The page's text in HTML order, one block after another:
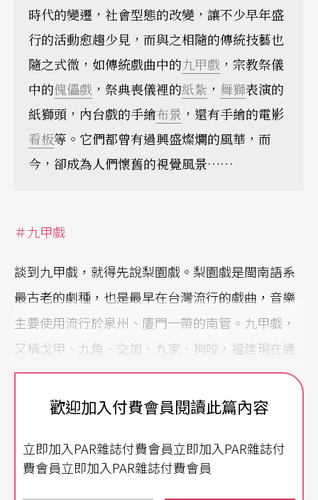
時代的變遷，社會型態的改變，讓不少早年盛
行的活動愈趨少見，而與之相隨的傳統技藝也
隨之式微，如傳統戲曲中的九甲戲 ，宗教祭儀
中的傀儡戲 ，祭典喪儀裡的紙紮 ， 舞獅表演的
紙獅頭，內台戲的手繪布景 ，還有手繪的電影
看板等。它們都曾有過興盛燦爛的風華，而
今，卻成為人們懷舊的視覺風景……
＃九甲戲
談到九甲戲，就得先說梨園戲。梨園戲是閩南語系
最古老的劇種，也是最早在台灣流行的戲曲，音樂
主要使用流行於泉州、廈門一帶的南管。九甲戲，
又稱戈甲、九角、交加、九家、狗咬，福建現在通
稱為高甲戲。九甲戲以梨園戲的身段、音樂為基
礎，再加上北管的音樂、武戲，形成「南北交加」
九甲戲在閩南地區的發展，起先是宋江陣結合梨園
歡迎加入付費會員閱讀此篇內容
立即加入PAR雜誌付費會員立即加入PAR雜誌付
費會員立即加入PAR雜誌付費會員